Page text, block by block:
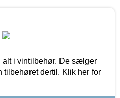
alt i vintilbehør. De sælger
tilbehøret dertil. Klik her for